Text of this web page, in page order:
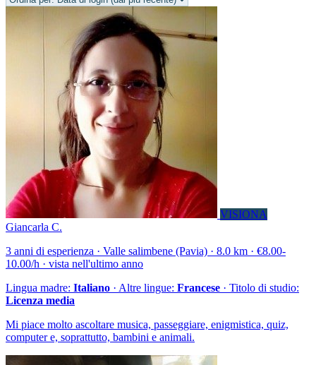
VISIONA
Giancarla C.
3 anni di esperienza · Valle salimbene (Pavia) · 8.0 km · €8.00-
10.00/h · vista nell'ultimo anno
Lingua madre: Italiano · Altre lingue: Francese · Titolo di studio:
Licenza media
Mi piace molto ascoltare musica, passeggiare, enigmistica, quiz,
computer e, soprattutto, bambini e animali.